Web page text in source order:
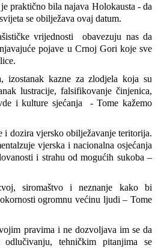
praktično bila najava Holokausta -da
se obilježava ovaj datum.
vrijednosti obavezuju nas da
pojave u Crnoj Gori koje sve
izostanak kazne za zlodjela koja su
lustracije, falsifikovanje činjenica,
i kulture sjećanja - Tome kažemo
i dozira vjersko obilježavanje teritorija.
vjerska i nacionalna osjećanja
i strahu od mogućih sukoba –
siromaštvo i neznanje kako bi
ogromnu većinu ljudi – Tome
pravima i ne dozvoljava im se da
tehničkim pitanjima se